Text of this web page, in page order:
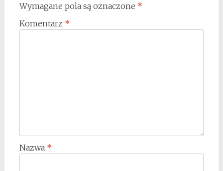
Wymagane pola są oznaczone *
Komentarz *
Nazwa *